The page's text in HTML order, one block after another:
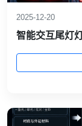
2025-12-20
智能交互尾灯